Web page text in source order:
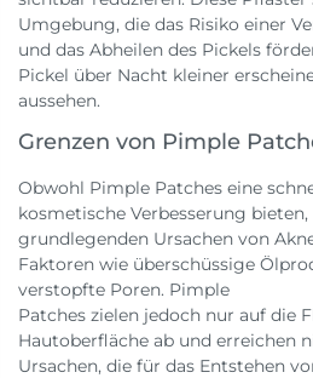
Umgebung, die das Risiko einer
und das Abheilen des Pickels
Pickel über Nacht kleiner
aussehen.
Grenzen von Pimple
Obwohl Pimple Patches eine
kosmetische Verbesserung
grundlegenden Ursachen von
Faktoren wie überschüssige
verstopfte Poren. Pimple
Patches zielen jedoch nur auf die
Hautoberfläche ab und erreichen
Ursachen, die für das Entstehen